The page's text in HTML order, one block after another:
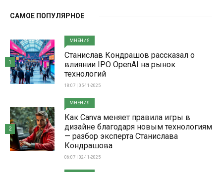
САМОЕ ПОПУЛЯРНОЕ
МНЕНИЯ
Станислав Кондрашов рассказал о
влиянии IPO OpenAI на рынок
технологий
18:07 | 05-11-2025
1
МНЕНИЯ
Как Canva меняет правила игры в
дизайне благодаря новым технологиям
— разбор эксперта Станислава
Кондрашова
06:07 | 02-11-2025
2